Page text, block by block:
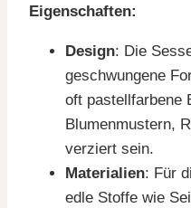
Eigenschaften:
Design: Die
geschwungene
oft pastellfarbene
Blumenmustern,
verziert sein.
Materialien: Für
edle Stoffe wie